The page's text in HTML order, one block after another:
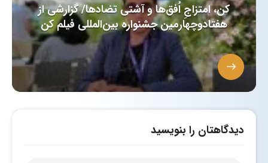
کن، امتزاجِ اُفق‌ها و آشتی تضادها/ گزارشی از
هفتادوچهارمین جشنواره بین‌المللی فیلم کن
دیدگاهتان را بنویسید